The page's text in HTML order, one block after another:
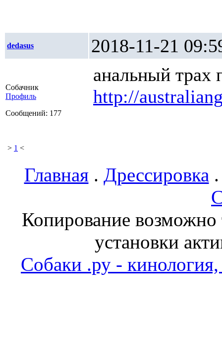
dedasus 2018-11-21
Собачник
Профиль
Сообщений: 177
анальный трах
http://
> 1 <
Главная. Дрессировка
Копирование возможно
установки
Собаки .ру - кинология,